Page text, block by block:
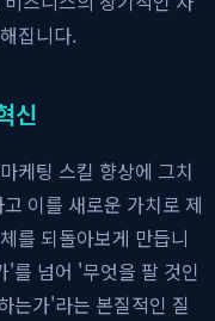
집니다.
신
케팅 스킬 향상에 그치
이를 새로운 가치로 제
를 되돌아보게 만듭니
를 넘어 '무엇을 팔 것인
는가'라는 본질적인 질